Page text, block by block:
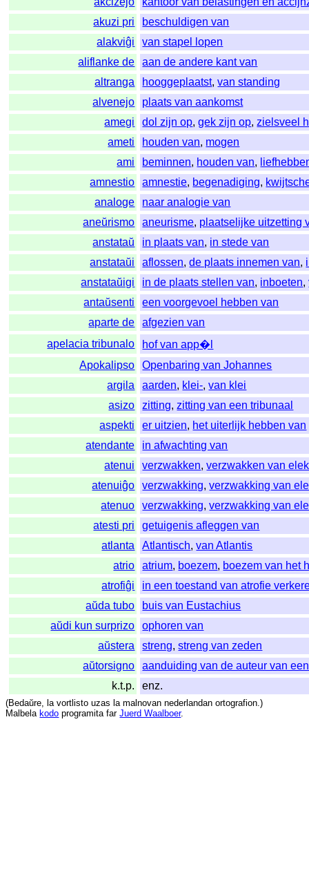
akuzi pri
beschuldigen van
alakviĝi
van stapel lopen
aliflanke de
aan de andere kant van
altranga
hooggeplaatst,van standing
alvenejo
plaats van aankomst
amegi
dol zijn op,gek zijn op,zielsveel
ameti
houden van, mogen
ami
beminnen, houden van,
amnestio
amnestie, begenadiging,
analoge
naar analogie van
aneŭrismo
aneurisme, plaatselijke uitzetting
anstataŭ
in plaats van, in stede van
anstataŭi
aflossen,de plaats innemen van,
anstataŭigi
in de plaats stellen van, inboeten,
antaŭsenti
een voorgevoel hebben van
aparte de
afgezien van
apelacia tribunalo
hof van app�l
Apokalipso
Openbaring van Johannes
argila
aarden, klei-,van klei
asizo
zitting,zitting van een tribunaal
aspekti
er uitzien, het uiterlijk hebben van
atendante
in afwachting van
atenui
verzwakken,verzwakken van
atenuiĝo
verzwakking,verzwakking van
atenuo
verzwakking,verzwakking van
atesti pri
getuigenis afleggen van
atlanta
Atlantisch,van Atlantis
atrio
atrium, boezem, boezem van het
atrofiĝi
in een toestand van atrofie
aŭda tubo
buis van Eustachius
aŭdi kun surprizo
ophoren van
aŭstera
streng,streng van zeden
aŭtorsigno
aanduiding van de auteur van
k.t.p.
enz.
(Bedaŭre, la vortlisto uzas la malnovan nederlandan ortografion.)
Malbela kodo programita far Juerd Waalboer.